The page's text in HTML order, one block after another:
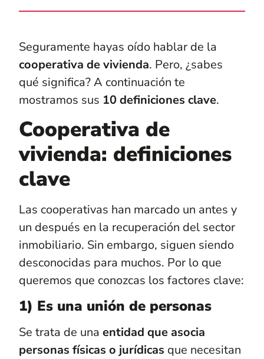
Seguramente hayas oído hablar de la
cooperativa de vivienda. Pero, ¿sabes
qué significa? A continuación te
mostramos sus 10 definiciones clave.
Cooperativa de
vivienda: definiciones
clave
Las cooperativas han marcado un antes y
un después en la recuperación del sector
inmobiliario. Sin embargo, siguen siendo
desconocidas para muchos. Por lo que
queremos que conozcas los factores clave:
1) Es una unión de personas
Se trata de una entidad que asocia
personas físicas o jurídicas que necesitan